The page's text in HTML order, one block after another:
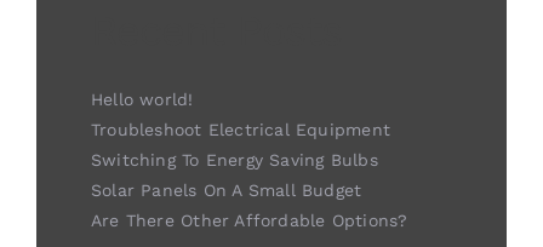
Hello world!
Troubleshoot Electrical Equipment
Switching To Energy Saving Bulbs
Solar Panels On A Small Budget
Are There Other Affordable Options?